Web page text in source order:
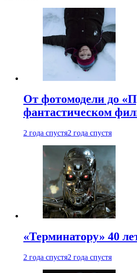
От фотомодели до
фантастическом
2 года спустя2 года спустя
«Терминатору» 40
2 года спустя2 года спустя